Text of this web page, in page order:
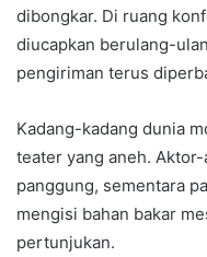
dibongkar. Di ruang
diucapkan berulang-
pengiriman terus
Kadang-kadang dunia
teater yang aneh.
panggung, sementara
mengisi bahan bakar
pertunjukan.